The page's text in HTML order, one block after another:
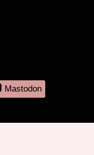
Mastodon